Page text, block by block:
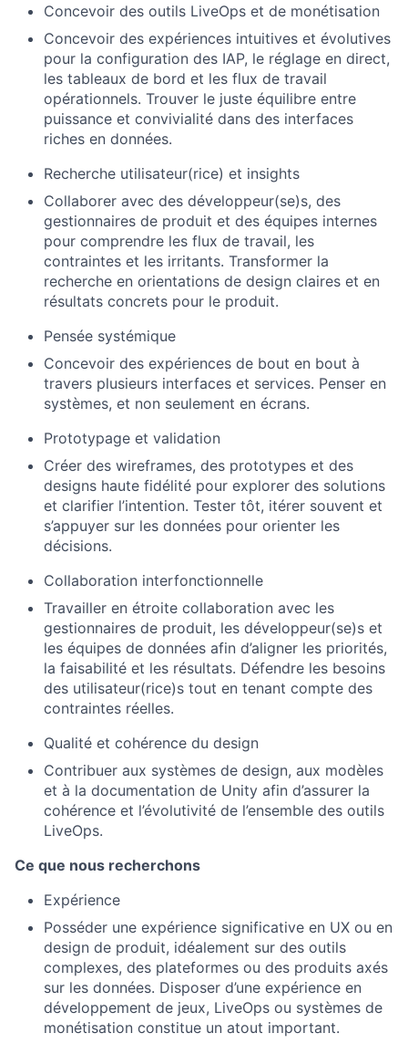
Concevoir des outils LiveOps et de monétisation
Concevoir des expériences intuitives et évolutives
pour la configuration des IAP, le réglage en direct,
les tableaux de bord et les flux de travail
opérationnels. Trouver le juste équilibre entre
puissance et convivialité dans des interfaces
riches en données.
Recherche utilisateur(rice) et insights
Collaborer avec des développeur(se)s, des
gestionnaires de produit et des équipes internes
pour comprendre les flux de travail, les
contraintes et les irritants. Transformer la
recherche en orientations de design claires et en
résultats concrets pour le produit.
Pensée systémique
Concevoir des expériences de bout en bout à
travers plusieurs interfaces et services. Penser en
systèmes, et non seulement en écrans.
Prototypage et validation
Créer des wireframes, des prototypes et des
designs haute fidélité pour explorer des solutions
et clarifier l’intention. Tester tôt, itérer souvent et
s’appuyer sur les données pour orienter les
décisions.
Collaboration interfonctionnelle
Travailler en étroite collaboration avec les
gestionnaires de produit, les développeur(se)s et
les équipes de données afin d’aligner les priorités,
la faisabilité et les résultats. Défendre les besoins
des utilisateur(rice)s tout en tenant compte des
contraintes réelles.
Qualité et cohérence du design
Contribuer aux systèmes de design, aux modèles
et à la documentation de Unity afin d’assurer la
cohérence et l’évolutivité de l’ensemble des outils
LiveOps.
Ce que nous recherchons
Expérience
Posséder une expérience significative en UX ou en
design de produit, idéalement sur des outils
complexes, des plateformes ou des produits axés
sur les données. Disposer d’une expérience en
développement de jeux, LiveOps ou systèmes de
monétisation constitue un atout important.